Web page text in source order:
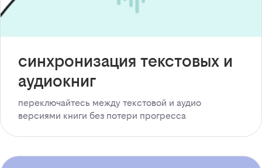
синхронизация текстовых и
аудиокниг
переключайтесь между текстовой и аудио
версиями книги без потери прогресса